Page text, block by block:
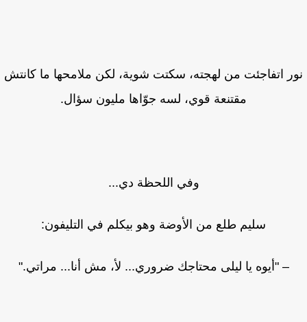
اتفاجئت من لهجته، سكتت شوية، لكن ملامحها ما كانتش
مقتنعة قوي، لسه جوّاها مليون سؤال.
وفي اللحظة دي...
سليم طلع من الأوضة وهو بيكلم في التليفون:
– "أيوه يا ليلى محتاجك ضروري... لأ، مش أنا... مراتي."